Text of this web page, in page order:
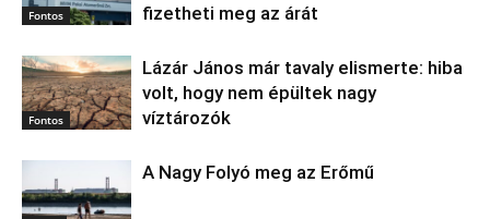
Fontos
fizetheti meg az árát
Fontos
Lázár János már tavaly elismerte: hiba
volt, hogy nem épültek nagy
víztározók
A Nagy Folyó meg az Erőmű